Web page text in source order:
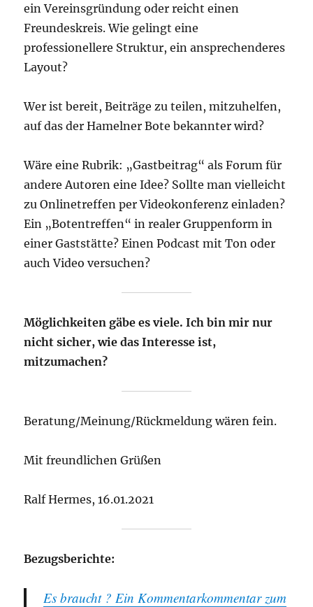
ein Vereinsgründung oder reicht einen
Freundeskreis. Wie gelingt eine
professionellere Struktur, ein ansprechenderes
Layout?
Wer ist bereit, Beiträge zu teilen, mitzuhelfen,
auf das der Hamelner Bote bekannter wird?
Wäre eine Rubrik: „Gastbeitrag“ als Forum für
andere Autoren eine Idee? Sollte man vielleicht
zu Onlinetreffen per Videokonferenz einladen?
Ein „Botentreffen“ in realer Gruppenform in
einer Gaststätte? Einen Podcast mit Ton oder
auch Video versuchen?
Möglichkeiten gäbe es viele. Ich bin mir nur
nicht sicher, wie das Interesse ist,
mitzumachen?
Beratung/Meinung/Rückmeldung wären fein.
Mit freundlichen Grüßen
Ralf Hermes, 16.01.2021
Bezugsberichte:
Es braucht ? Ein Kommentarkommentar zum